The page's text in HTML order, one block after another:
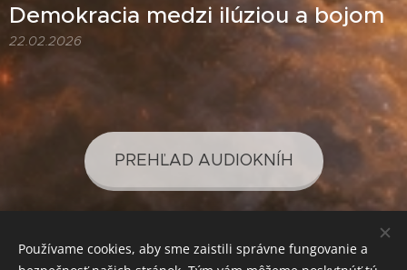
Demokracia medzi ilúziou a bojom
22.02.2026
PREHĽAD AUDIOKNÍH
PREHĽAD PODCASTOV
Používame cookies, aby sme zaistili správne fungovanie a